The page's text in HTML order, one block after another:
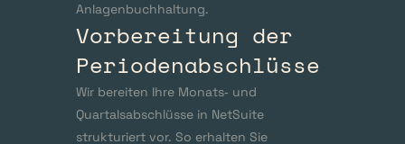
Anlagenbuchhaltung.
Vorbereitung der
Periodenabschlüsse
Wir bereiten Ihre Monats‑ und
Quartalsabschlüsse in NetSuite
strukturiert vor. So erhalten Sie